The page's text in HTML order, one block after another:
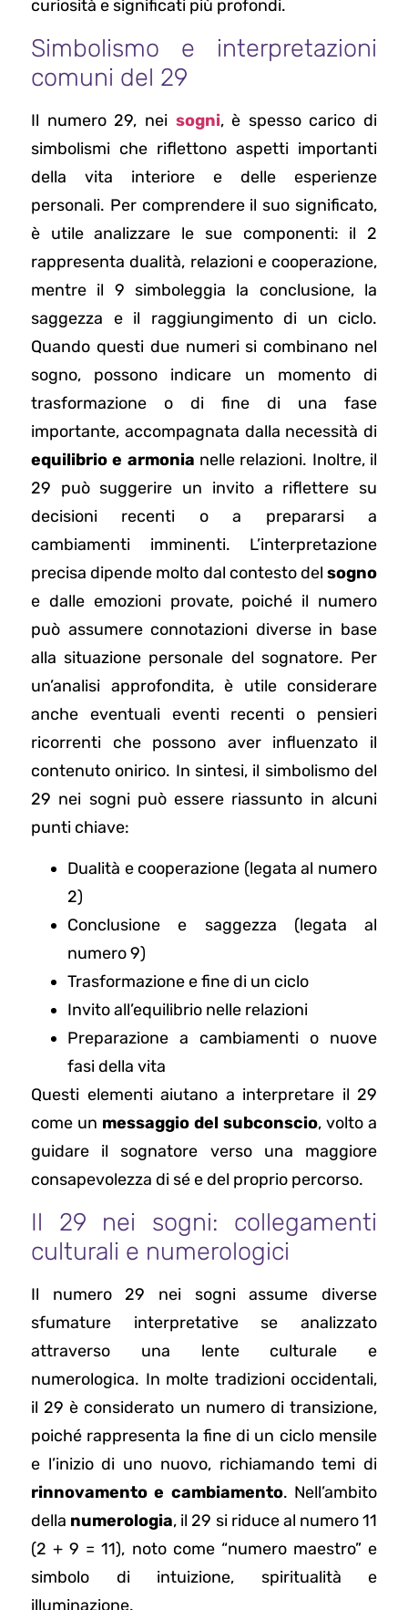
curiosità e significati più profondi.
Simbolismo e interpretazioni
comuni del 29
Il numero 29, nei sogni, è spesso carico di
simbolismi che riflettono aspetti importanti
della vita interiore e delle esperienze
personali. Per comprendere il suo significato,
è utile analizzare le sue componenti: il 2
rappresenta dualità, relazioni e cooperazione,
mentre il 9 simboleggia la conclusione, la
saggezza e il raggiungimento di un ciclo.
Quando questi due numeri si combinano nel
sogno, possono indicare un momento di
trasformazione o di fine di una fase
importante, accompagnata dalla necessità di
equilibrio e armonia nelle relazioni. Inoltre, il
29 può suggerire un invito a riflettere su
decisioni recenti o a prepararsi a
cambiamenti imminenti. L’interpretazione
precisa dipende molto dal contesto del sogno
e dalle emozioni provate, poiché il numero
può assumere connotazioni diverse in base
alla situazione personale del sognatore. Per
un’analisi approfondita, è utile considerare
anche eventuali eventi recenti o pensieri
ricorrenti che possono aver influenzato il
contenuto onirico. In sintesi, il simbolismo del
29 nei sogni può essere riassunto in alcuni
punti chiave:
Dualità e cooperazione (legata al numero
2)
Conclusione e saggezza (legata al
numero 9)
Trasformazione e fine di un ciclo
Invito all’equilibrio nelle relazioni
Preparazione a cambiamenti o nuove
fasi della vita
Questi elementi aiutano a interpretare il 29
come un messaggio del subconscio, volto a
guidare il sognatore verso una maggiore
consapevolezza di sé e del proprio percorso.
Il 29 nei sogni: collegamenti
culturali e numerologici
Il numero 29 nei sogni assume diverse
sfumature interpretative se analizzato
attraverso una lente culturale e
numerologica. In molte tradizioni occidentali,
il 29 è considerato un numero di transizione,
poiché rappresenta la fine di un ciclo mensile
e l’inizio di uno nuovo, richiamando temi di
rinnovamento e cambiamento. Nell’ambito
della numerologia, il 29 si riduce al numero 11
(2 + 9 = 11), noto come “numero maestro” e
simbolo di intuizione, spiritualità e
illuminazione.